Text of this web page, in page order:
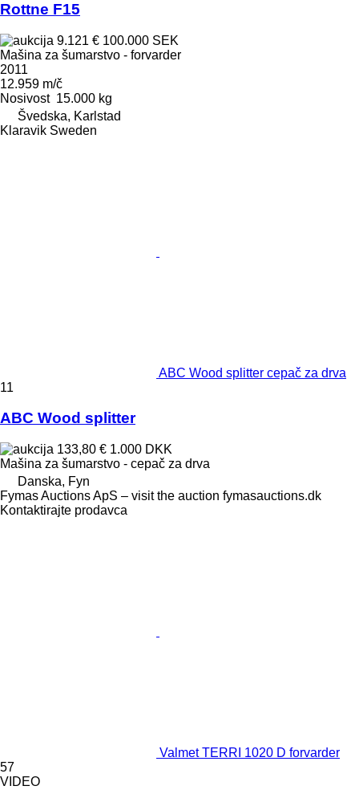
Rottne F15
9.121 € 100.000 SEK
Mašina za šumarstvo - forvarder
2011
12.959 m/č
Nosivost 15.000 kg
Švedska, Karlstad
Klaravik Sweden
ABC Wood splitter cepač za drva
11
ABC Wood splitter
133,80 € 1.000 DKK
Mašina za šumarstvo - cepač za drva
Danska, Fyn
Fymas Auctions ApS – visit the auction fymasauctions.dk
Kontaktirajte prodavca
Valmet TERRI 1020 D forvarder
57
VIDEO